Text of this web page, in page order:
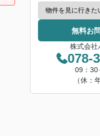
無料お
株式会社
078-
09：30
（休：